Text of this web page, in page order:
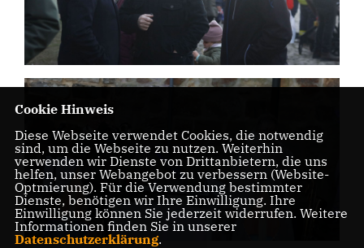
Cookie Hinweis
Diese Webseite verwendet Cookies, die notwendig
sind, um die Webseite zu nutzen. Weiterhin
verwenden wir Dienste von Drittanbietern, die uns
helfen, unser Webangebot zu verbessern (Website-
Optmierung). Für die Verwendung bestimmter
Dienste, benötigen wir Ihre Einwilligung. Ihre
Einwilligung können Sie jederzeit widerrufen. Weitere
Informationen finden Sie in unserer
Datenschutzerklärung.